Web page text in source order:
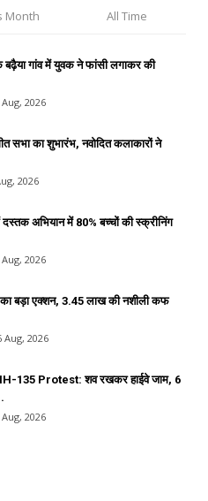
Month All Time
गांव में युवक ने फांसी लगाकर की
2026
सभा का शुभारंभ, नवोदित कलाकारों ने
2026
अभियान में 80% बच्चों की स्क्रीनिंग
2026
बड़ा एक्शन, 3.45 लाख की नशीली कफ
Aug, 2026
135 Protest: शव रखकर हाईवे जाम, 6
2026